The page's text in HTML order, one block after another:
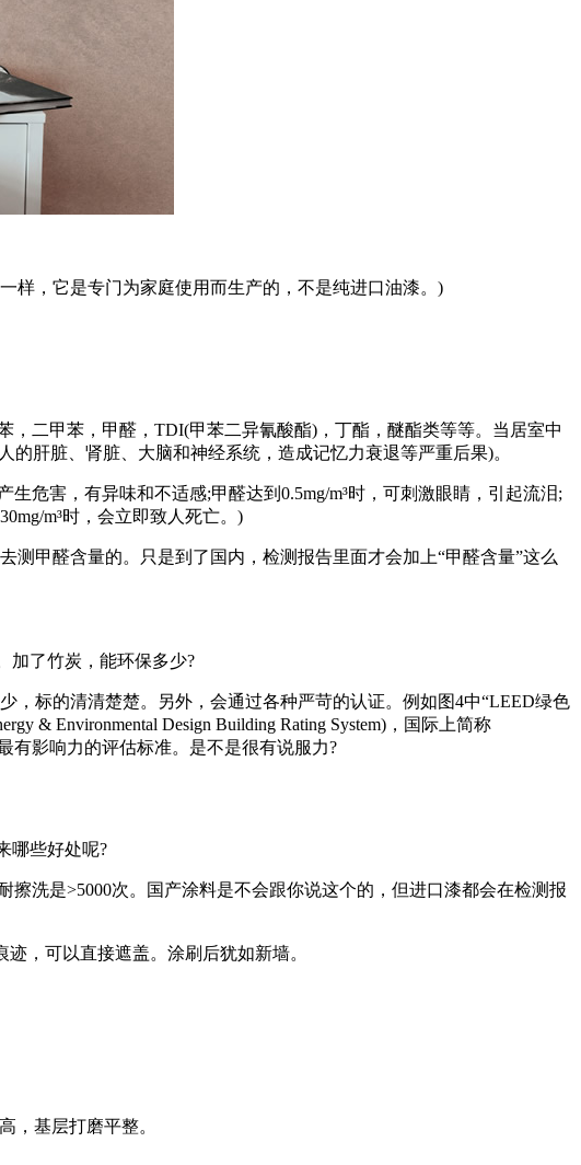
，它是专门为家庭使用而生产的，不是纯进口油漆。)
二甲苯，甲醛，TDI(甲苯二异氰酸酯)，丁酯，醚酯类等等。当居室中
肝脏、肾脏、大脑和神经系统，造成记忆力衰退等严重后果)。
危害，有异味和不适感;甲醛达到0.5mg/m³时，可刺激眼睛，引起流泪;
m³时，会立即致人死亡。)
甲醛含量的。只是到了国内，检测报告里面才会加上“甲醛含量”这么
加了竹炭，能环保多少?
标的清清楚楚。另外，会通过各种严苛的认证。例如图4中“LEED绿色
& Environmental Design Building Rating System)，国际上简称
有影响力的评估标准。是不是很有说服力?
哪些好处呢?
洗是>5000次。国产涂料是不会跟你说这个的，但进口漆都会在检测报
，可以直接遮盖。涂刷后犹如新墙。
基层打磨平整。